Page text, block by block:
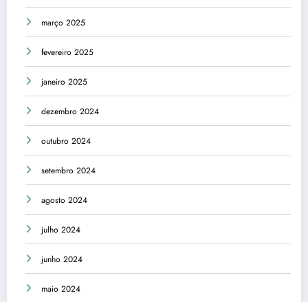
março 2025
fevereiro 2025
janeiro 2025
dezembro 2024
outubro 2024
setembro 2024
agosto 2024
julho 2024
junho 2024
maio 2024